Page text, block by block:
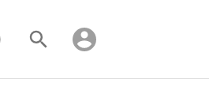
布式,操作系